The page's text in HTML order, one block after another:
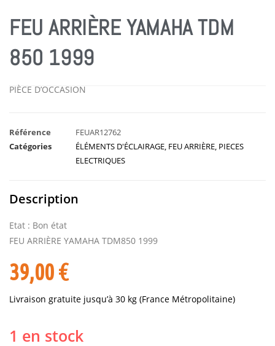
FEU ARRIÈRE YAMAHA TDM
850 1999
PIÈCE D’OCCASION
Référence
FEUAR12762
Catégories
ÉLÉMENTS D'ÉCLAIRAGE FEU ARRIÈRE PIECES
ELECTRIQUES
Description
Etat : Bon état
FEU ARRIÈRE YAMAHA TDM850 1999
39,00€
Livraison gratuite jusqu’à 30 kg (France Métropolitaine)
1 en stock